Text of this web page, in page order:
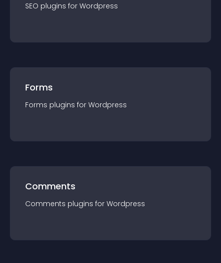
SEO plugins for Wordpress
Forms
Forms plugins for Wordpress
Comments
Comments plugins for Wordpress